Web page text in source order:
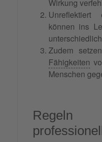
Wirkung
Unreflektiert
können ins
Zudem
Fähigkeiten
Menschen